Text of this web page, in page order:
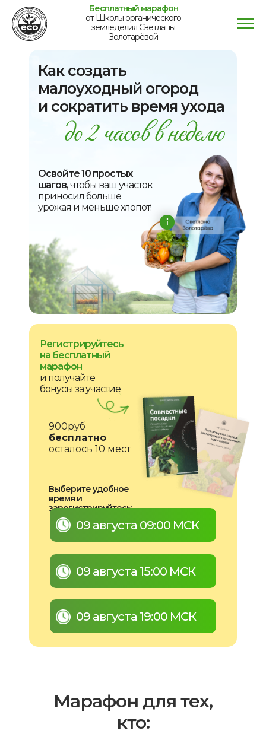
Бесплатный марафон
от Школы органического
земледелия Светланы
Золотарёвой
Как создать
малоуходный огород
и сократить время ухода
Освойте 10 простых
шагов,чтобы ваш участок
приносил больше
урожая и меньше хлопот!
Регистрируйтесь
на бесплатный
марафон
и получайте
бонусы за участие
Выберите удобное
время и
зарегистрируйтесь:
09 августа 09:00 МСК
09 августа 15:00 МСК
09 августа 19:00 МСК
900руб
бесплатно
осталось 10 мест
Марафон для тех,
кто: